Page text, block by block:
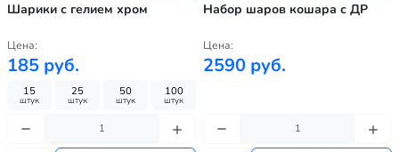
Шарики с гелием хром
Цена:
185 руб.
15
штук
25
штук
50
штук
100
штук
Набор шаров кошара с ДР
Цена:
2590 руб.